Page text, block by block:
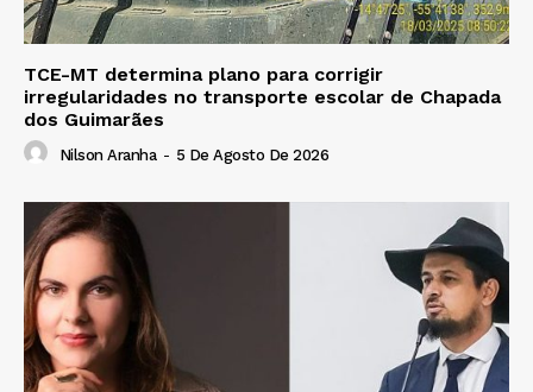
TCE-MT determina plano para corrigir
irregularidades no transporte escolar de Chapada
dos Guimarães
Nilson Aranha - 5 De Agosto De 2026